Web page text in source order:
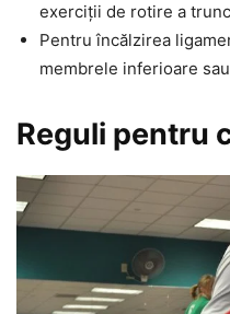
exerciții de rotire a
Pentru încălzirea
membrele inferioare
Reguli pentru